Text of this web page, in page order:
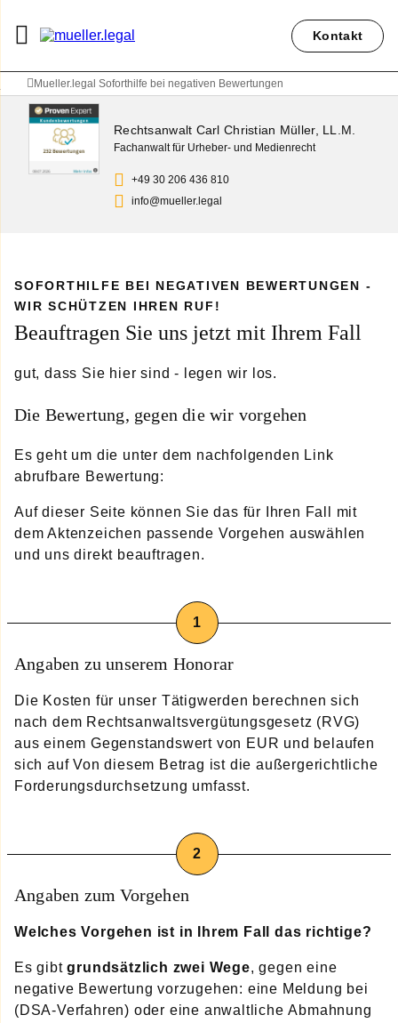
Kontakt
Mueller.legal Soforthilfe bei negativen Bewertungen
Rechtsanwalt Carl Christian Müller, LL.M.
Fachanwalt für Urheber- und Medienrecht
+49 30 206 436 810
info@mueller.legal
SOFORTHILFE BEI NEGATIVEN BEWERTUNGEN -
WIR SCHÜTZEN IHREN RUF!
Beauftragen Sie uns jetzt mit Ihrem Fall
gut, dass Sie hier sind - legen wir los.
Die Bewertung, gegen die wir vorgehen
Es geht um die unter dem nachfolgenden Link
abrufbare Bewertung:
Auf dieser Seite können Sie das für Ihren Fall mit
dem Aktenzeichen passende Vorgehen auswählen
und uns direkt beauftragen.
Angaben zu unserem Honorar
Die Kosten für unser Tätigwerden berechnen sich
nach dem Rechtsanwaltsvergütungsgesetz (RVG)
aus einem Gegenstandswert von EUR und belaufen
sich aufVon diesem Betrag ist die außergerichtliche
Forderungsdurchsetzung umfasst.
Angaben zum Vorgehen
Welches Vorgehen ist in Ihrem Fall das richtige?
Es gibtgrundsätzlich zwei Wege, gegen eine
negative Bewertung vorzugehen: eine Meldung bei
(DSA-Verfahren) oder eine anwaltliche Abmahnung